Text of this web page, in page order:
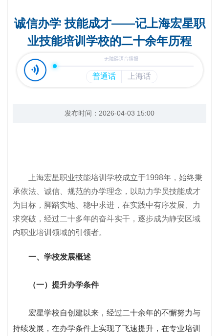
诚信办学 技能成才——记上海宏星职
业技能培训学校的二十余年历程
发布时间：2026-04-03 15:00
上海宏星职业技能培训学校成立于1998年，始终秉
承依法、诚信、规范的办学理念，以助力学员技能成才
为目标，脚踏实地、稳中求进，在实践中有序发展、力
求突破，经过二十多年的奋斗实干，逐步成为静安区域
内职业培训领域的引领者。
一、学校发展概述
（一）提升办学条件
宏星学校自创建以来，经过二十余年的不懈努力与
持续发展，在办学条件上实现了飞速提升，在专业培训